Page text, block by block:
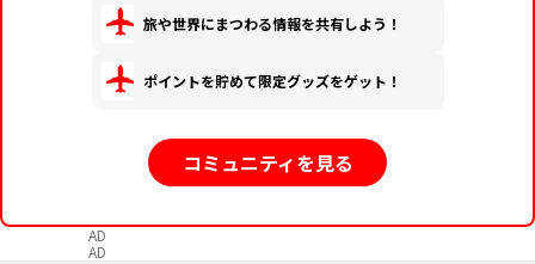
旅や世界にまつわる情報を共有しよう！
ポイントを貯めて限定グッズをゲット！
コミュニティを見る
AD
AD